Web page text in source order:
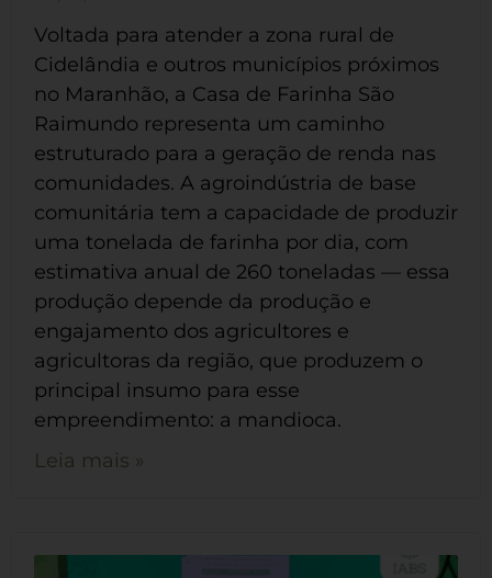
Voltada para atender a zona rural de
Cidelândia e outros municípios próximos
no Maranhão, a Casa de Farinha São
Raimundo representa um caminho
estruturado para a geração de renda nas
comunidades. A agroindústria de base
comunitária tem a capacidade de produzir
uma tonelada de farinha por dia, com
estimativa anual de 260 toneladas — essa
produção depende da produção e
engajamento dos agricultores e
agricultoras da região, que produzem o
principal insumo para esse
empreendimento: a mandioca.
Leia mais »